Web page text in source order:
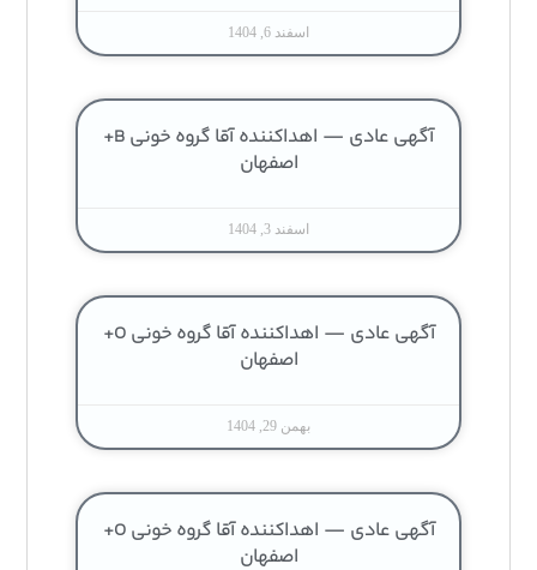
اسفند 6, 1404
آگهی عادی — اهداکننده آقا گروه خونی B+
اصفهان
اسفند 3, 1404
آگهی عادی — اهداکننده آقا گروه خونی O+
اصفهان
بهمن 29, 1404
آگهی عادی — اهداکننده آقا گروه خونی O+
اصفهان